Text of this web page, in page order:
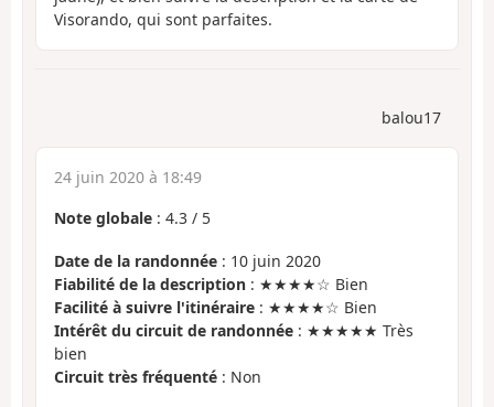
Visorando, qui sont parfaites.
balou17
24 juin 2020 à 18:49
Note globale : 4.3 / 5
Date de la randonnée : 10 juin 2020
Fiabilité de la description : ★★★★☆ Bien
Facilité à suivre l'itinéraire : ★★★★☆ Bien
Intérêt du circuit de randonnée : ★★★★★ Très
bien
Circuit très fréquenté : Non